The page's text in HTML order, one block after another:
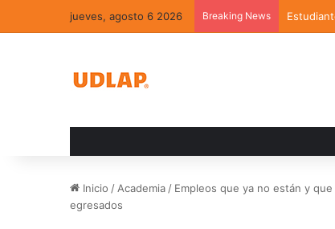
jueves, agosto 6 2026 Breaking News
Inicio / Academia / Empleos que ya no están y
egresados